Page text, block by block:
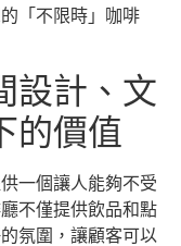
「不限時」咖啡
設計、文
的價值
一個讓人能夠不受
不僅提供飲品和點
氛圍，讓顧客可以